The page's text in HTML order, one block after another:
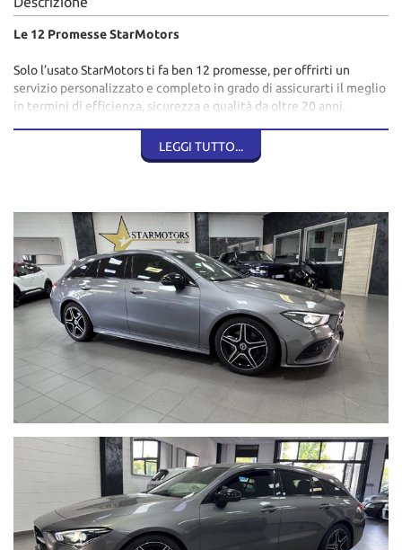
Le 12 Promesse StarMotors
Solo l’usato StarMotors ti fa ben 12 promesse, per offrirti un
servizio personalizzato e completo in grado di assicurarti il meglio
in termini di efficienza, sicurezza e qualità da oltre 20 anni.
5. Polizze Assicurativi
6. Auto Sostitutiva
7. Chilometraggio Certificato
8. Manutenzione
9. 150 Controlli
10. Consulenza Personalizzata
11. Digital Store
12. Tagliando pre-consegna
LEGGI TUTTO...